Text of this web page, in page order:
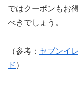
ではクーポンもお
べきでしょう。
（参考： セブンイ
ド ）